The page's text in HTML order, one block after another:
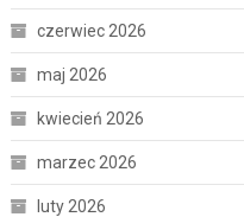
czerwiec 2026
maj 2026
kwiecień 2026
marzec 2026
luty 2026